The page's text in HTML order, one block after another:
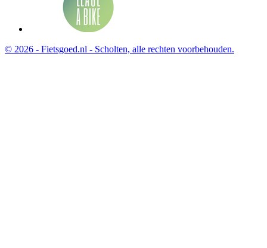
© 2026 - Fietsgoed.nl - Scholten, alle rechten voorbehouden.